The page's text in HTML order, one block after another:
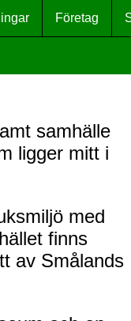
Företag
samhälle
ligger mitt i
med
finns
av Smålands